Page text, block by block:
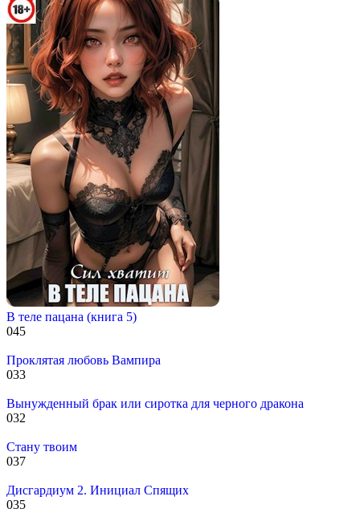
В теле пацана (книга 5)
045
Проклятая любовь Вампира
033
Вынужденный брак или сиротка для черного дракона
032
Стану твоим
037
Дисгардиум 2. Инициал Спящих
035